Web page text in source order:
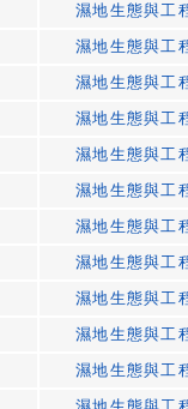
濕地生態與工
濕地生態與工
濕地生態與工
濕地生態與工
濕地生態與工
濕地生態與工
濕地生態與工
濕地生態與工
濕地生態與工
濕地生態與工
濕地生態與工